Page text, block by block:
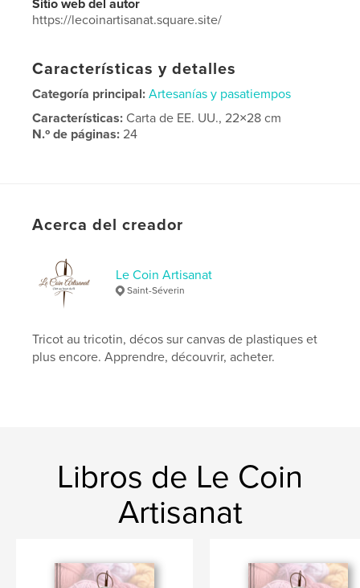
Sitio web del autor
https://lecoinartisanat.square.site/
Características y detalles
Categoría principal: Artesanías y pasatiempos
Características:Carta de EE. UU., 22×28 cm
N.º de páginas:24
tricot , tricotin , laine
Acerca del creador
Le Coin Artisanat
Saint-Séverin
Tricot au tricotin, décos sur canvas de plastiques et
plus encore. Apprendre, découvrir, acheter.
Libros de Le Coin
Artisanat